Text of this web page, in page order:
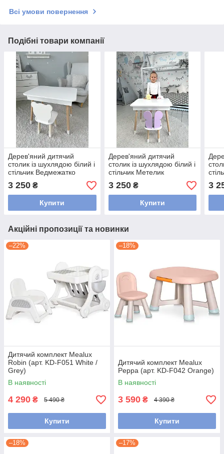
Всі умови повернення
Подібні товари компанії
Дерев'яний дитячий
столик із шухлядою білий і
стільчик Ведмежатко
3 250 ₴
Купити
Дерев'яний дитячий
столик із шухлядою білий і
стільчик Метелик
3 250₴
Купити
3
Акційні пропозиції та новинки
–22%
Дитячий комплект Mealux
Robin (арт. KD-F051 White /
Grey)
В наявності
4 290 ₴ 5 490 ₴
Купити
–18%
Дитячий комплект Mealux
Peppa (арт. KD-F042 Orange)
В наявності
3 590 ₴ 4 390 ₴
Купити
–18% –17%